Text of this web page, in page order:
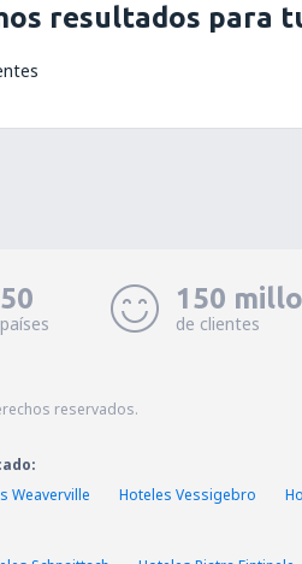
resultados para
50
países
150
de clientes
reservados.
Weaverville Hoteles Vessigebro